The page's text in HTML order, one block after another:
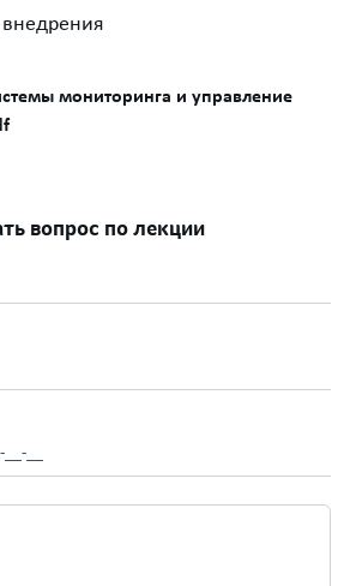
мониторинга и управление
вопрос по лекции
__